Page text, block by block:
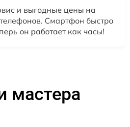
и выгодные цены на
Смартфон быстро
он работает как часы!
мастера